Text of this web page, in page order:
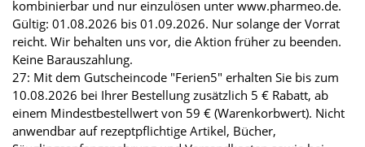
kombinierbar und nur einzulösen unter www.pharmeo.de.
Gültig: 01.08.2026 bis 01.09.2026. Nur solange der Vorrat
reicht. Wir behalten uns vor, die Aktion früher zu beenden.
Keine Barauszahlung.
27: Mit dem Gutscheincode "Ferien5" erhalten Sie bis zum
10.08.2026 bei Ihrer Bestellung zusätzlich 5 € Rabatt, ab
einem Mindestbestellwert von 59 € (Warenkorbwert). Nicht
anwendbar auf rezeptpflichtige Artikel, Bücher,